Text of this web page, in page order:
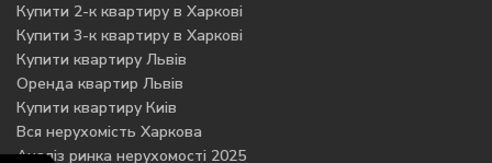
Купити 2-к квартиру в Харкові
Купити 3-к квартиру в Харкові
Купити квартиру Львів
Оренда квартир Львів
Купити квартиру Киів
Вся нерухомість Харкова
Аналіз ринка нерухомості 2025